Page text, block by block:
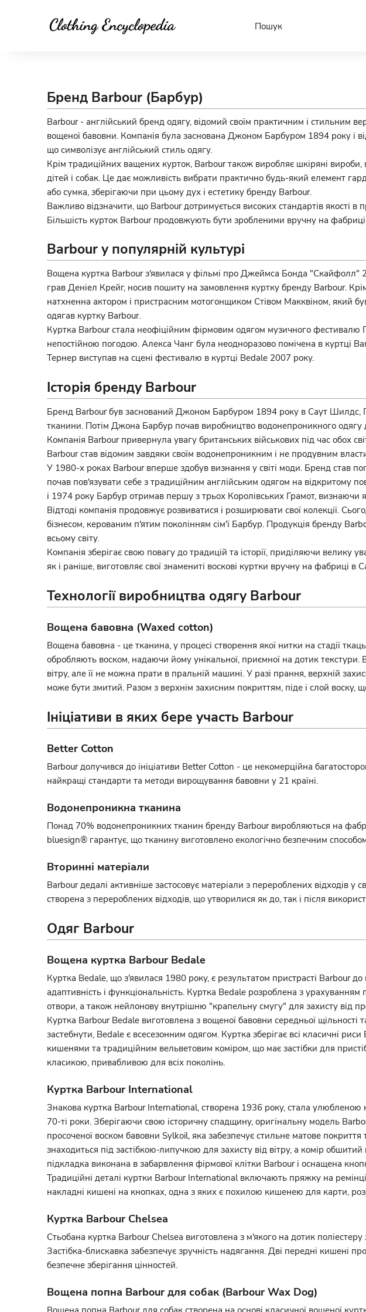
Пошук
Бренд Barbour (Барбур)
Barbour - англійський бренд одягу, відомий своїм практичним і стильним
вощеної бавовни. Компанія була заснована Джоном Барбуром 1894 року і
що символізує англійський стиль одягу.
Крім традиційних ващених курток, Barbour також виробляє шкіряні вироби,
дітей і собак. Це дає можливість вибрати практично будь-який елемент
або сумка, зберігаючи при цьому дух і естетику бренду Barbour.
Важливо відзначити, що Barbour дотримується високих стандартів якості в
Більшість курток Barbour продовжують бути зробленими вручну на
Barbour у популярній культурі
Вощена куртка Barbour з'явилася у фільмі про Джеймса Бонда "Скайфолл"
грав Деніел Крейг, носив пошиту на замовлення куртку бренду Barbour.
натхненна актором і пристрасним мотогонщиком Стівом Макквіном, який
одягав куртку Barbour.
Куртка Barbour стала неофіційним фірмовим одягом музичного фестивалю
непостійною погодою. Алекса Чанг була неодноразово помічена в куртці
Тернер виступав на сцені фестивалю в куртці Bedale 2007 року.
Історія бренду Barbour
Бренд Barbour був заснований Джоном Барбуром 1894 року в Саут Шилдс,
тканини. Потім Джона Барбур почав виробництво водонепроникного одягу
Компанія Barbour привернула увагу британських військових під час обох
Barbour став відомим завдяки своїм водонепроникним і не продувним
У 1980-х роках Barbour вперше здобув визнання у світі моди. Бренд став
почав пов'язувати себе з традиційним англійським одягом на відкритому
і 1974 року Барбур отримав першу з трьох Королівських Грамот, визнаючи
Відтоді компанія продовжує розвиватися і розширювати свої колекції.
бізнесом, керованим п'ятим поколінням сім'ї Барбур. Продукція бренду
всьому світу.
Компанія зберігає свою повагу до традицій та історії, приділяючи велику
як і раніше, виготовляє свої знамениті воскові куртки вручну на фабриці в
Технології виробництва одягу Barbour
Вощена бавовна (Waxed cotton)
Вощена бавовна - це тканина, у процесі створення якої нитки на стадії
обробляють воском, надаючи йому унікальної, приємної на дотик
вітру, але її не можна прати в пральній машині. У разі прання, верхній
може бути змитий. Разом з верхнім захисним покриттям, піде і слой
Ініціативи в яких бере участь Barbour
Better Cotton
Barbour долучився до ініціативи Better Cotton - це некомерційна
найкращі стандарти та методи вирощування бавовни у 21 країні.
Водонепроникна тканина
Понад 70% водонепроникних тканин бренду Barbour виробляються на
bluesign® гарантує, що тканину виготовлено екологічно безпечним
Вторинні матеріали
Barbour дедалі активніше застосовує матеріали з перероблених відходів
створена з перероблених відходів, що утворилися як до, так і після
Одяг Barbour
Вощена куртка Barbour Bedale
Куртка Bedale, що з'явилася 1980 року, є результатом пристрасті Barbour
адаптивність і функціональність. Куртка Bedale розроблена з
отвори, а також нейлонову внутрішню "крапельну смугу" для захисту від
Куртка Barbour Bedale виготовлена з вощеної бавовни середньої
застебнути, Bedale є всесезонним одягом. Куртка зберігає всі класичні
кишенями та традиційним вельветовим коміром, що має застібки для
класикою, привабливою для всіх поколінь.
Куртка Barbour International
Знакова куртка Barbour International, створена 1936 року, стала улюбленою
70-ті роки. Зберігаючи свою історичну спадщину, оригінальну модель
просоченої воском бавовни Sylkoil, яка забезпечує стильне матове покриття
знаходиться під застібкою-липучкою для захисту від вітру, а комір
підкладка виконана в забарвлення фірмової клітки Barbour і оснащена
Традиційні деталі куртки Barbour International включають пряжку на
накладні кишені на кнопках, одна з яких є похилою кишенею для карти,
Куртка Barbour Chelsea
Стьобана куртка Barbour Chelsea виготовлена з м'якого на дотик
Застібка-блискавка забезпечує зручність надягання. Дві передні кишені
безпечне зберігання цінностей.
Вощена попна Barbour для собак (Barbour Wax Dog)